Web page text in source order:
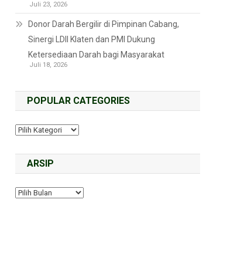
Juli 23, 2026
Donor Darah Bergilir di Pimpinan Cabang,
Sinergi LDII Klaten dan PMI Dukung
Ketersediaan Darah bagi Masyarakat
Juli 18, 2026
POPULAR CATEGORIES
ARSIP